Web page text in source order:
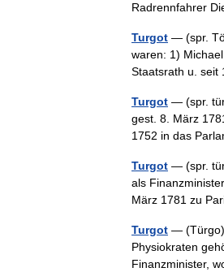
Radrennfahrer
Turgot — (spr.
waren: 1)
Staatsrath u.
Turgot — (spr.
gest. 8. März
1752 in das
Turgot — (spr.
als
März 1781 zu
Turgot —
Physiokraten
Finanzminister,